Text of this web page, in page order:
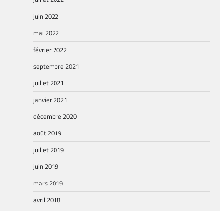
juin 2022
mai 2022
février 2022
septembre 2021
juillet 2021
janvier 2021
décembre 2020
août 2019
juillet 2019
juin 2019
mars 2019
avril 2018